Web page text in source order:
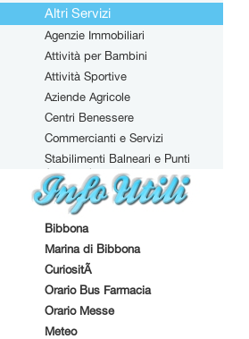
Altri Servizi
Agenzie Immobiliari
Attività per Bambini
Attività Sportive
Aziende Agricole
Centri Benessere
Commercianti e Servizi
Stabilimenti Balneari e Punti
Attrezzati
Bibbona
Marina di Bibbona
CuriositÃ
Orario Bus Farmacia
Orario Messe
Meteo